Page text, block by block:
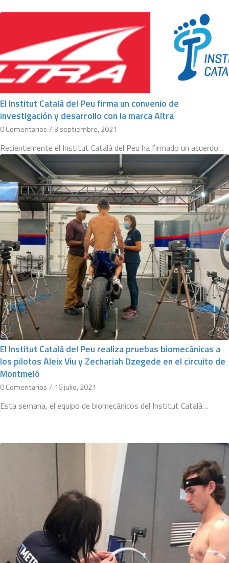
El Institut Català del Peu firma un convenio de
investigación y desarrollo con la marca Altra
0 Comentarios / 3 septiembre, 2021
Recientemente el Institut Català del Peu ha firmado un acuerdo…
El Institut Català del Peu realiza pruebas biomecánicas a
los pilotos Aleix Viu y Zechariah Dzegede en el circuito de
Montmeló
0 Comentarios / 16 julio, 2021
Esta semana, el equipo de biomecánicos del Institut Català…